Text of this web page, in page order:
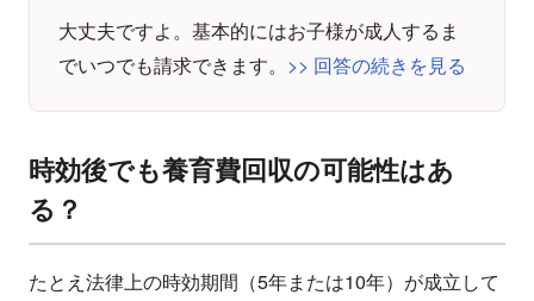
大丈夫ですよ。基本的にはお子様が成人するま
でいつでも請求できます。 >> 回答の続きを見る
時効後でも養育費回収の可能性はあ
る？
たとえ法律上の時効期間（5年または10年）が成立して